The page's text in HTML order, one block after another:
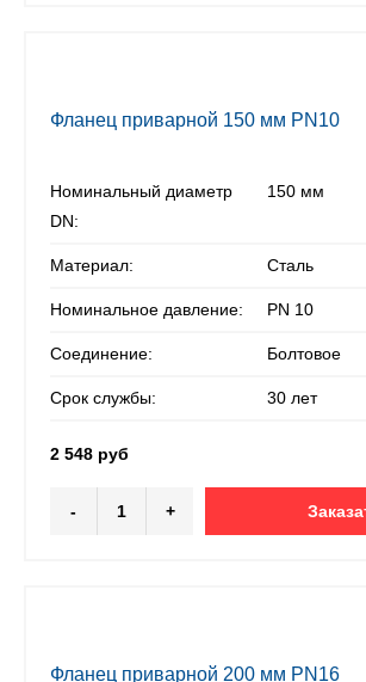
Фланец приварной 150 мм PN10
Номинальный диаметр
DN:
150 мм
Материал: Сталь
Номинальное давление: PN 10
Соединение: Болтовое
Срок службы: 30 лет
2 548 руб
- +
Фланец приварной 200 мм PN16